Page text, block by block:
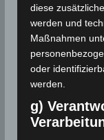
diese
werden und
Maßnahmen
oder
werden.
g)